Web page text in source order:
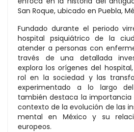
San Roque, ubicado en Puebla,
Fundado durante el periodo
hospital psiquiátrico de la
atender a personas con
través de una detallada
explora los orígenes del
rol en la sociedad y las
experimentado a lo largo
también destaca la importancia
contexto de la evolución de las
mental en México y su
europeos.